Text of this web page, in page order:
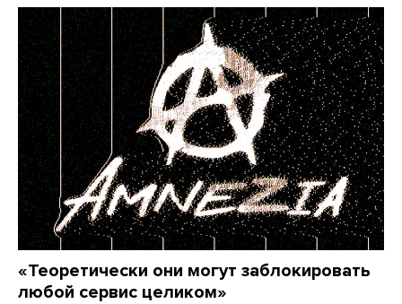
«Теоретически они могут заблокировать
любой сервис целиком»